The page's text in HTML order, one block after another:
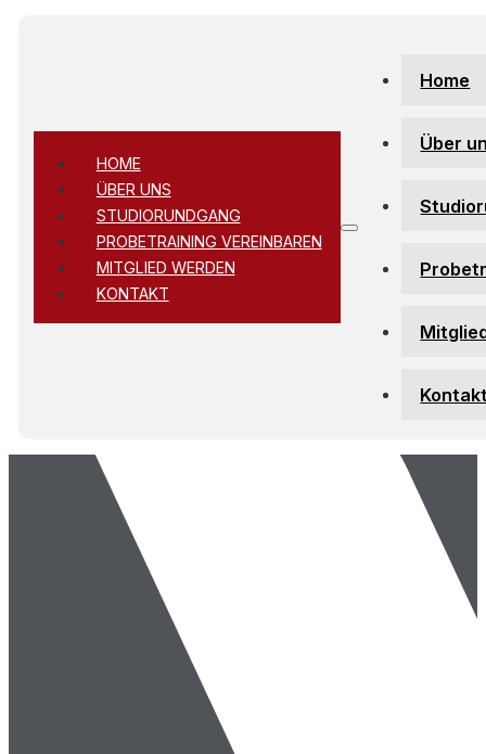
Home
Über
HOME
ÜBER UNS
STUDIORUNDGANG
PROBETRAINING VEREINBAREN
MITGLIED WERDEN
KONTAKT